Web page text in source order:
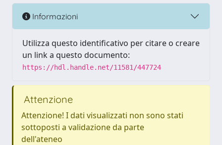
Informazioni
Utilizza questo identificativo per citare o creare
un link a questo documento:
https://hdl.handle.net/11581/447724
Attenzione
Attenzione! I dati visualizzati non sono stati
sottoposti a validazione da parte
dell'ateneo